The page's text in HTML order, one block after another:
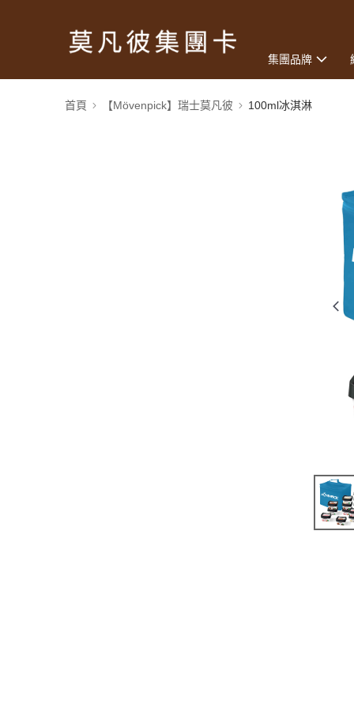
集團品牌
首頁 【Mövenpick】瑞士莫凡彼 100ml冰淇淋